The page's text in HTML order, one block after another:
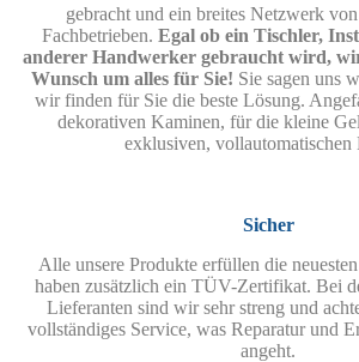
gebracht und ein breites Netzwerk
Fachbetrieben. Egal ob ein Tischler,
anderer Handwerker gebraucht wird,
Wunsch um alles für Sie! Sie sagen uns
wir finden für Sie die beste Lösung.
dekorativen Kaminen, für die kleine
exklusiven, vollautomatischen
Sicher
Alle unsere Produkte erfüllen die
haben zusätzlich ein TÜV-Zertifikat. Bei
Lieferanten sind wir sehr streng und
vollständiges Service, was Reparatur und
angeht.